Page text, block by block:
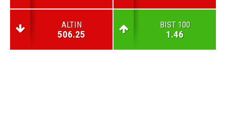
ALTIN
506.25
BIST 100
1.46